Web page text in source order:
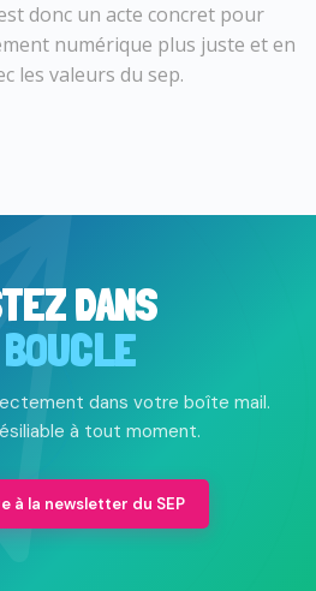
donc un acte concret pour
numérique plus juste et en
les valeurs du sep.
DANS
dans votre boîte mail.
à tout moment.
à la newsletter du SEP